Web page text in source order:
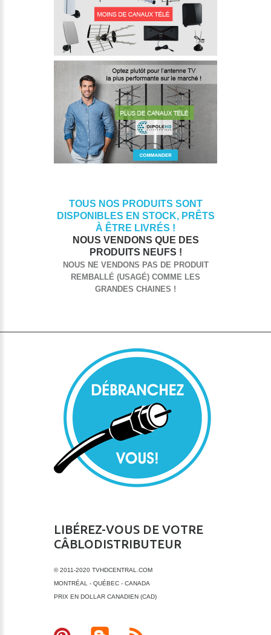
TOUS NOS PRODUITS SONT
DISPONIBLES EN STOCK, PRÊTS
À ÊTRE LIVRÉS !
NOUS VENDONS QUE DES
PRODUITS NEUFS !
NOUS NE VENDONS PAS DE PRODUIT
REMBALLÉ (USAGÉ) COMME LES
GRANDES CHAINES !
LIBÉREZ-VOUS DE VOTRE
CÂBLODISTRIBUTEUR
© 2011-2020 TVHDCENTRAL.COM
MONTRÉAL - QUÉBEC - CANADA
PRIX EN DOLLAR CANADIEN (CAD)